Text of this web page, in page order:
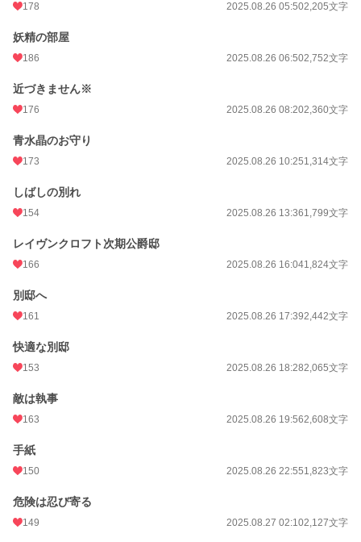
178 2025.08.26 05:502,205文字
妖精の部屋
186 2025.08.26 06:502,752文字
近づきません※
176 2025.08.26 08:202,360文字
青水晶のお守り
173 2025.08.26 10:251,314文字
しばしの別れ
154 2025.08.26 13:361,799文字
レイヴンクロフト次期公爵邸
166 2025.08.26 16:041,824文字
別邸へ
161 2025.08.26 17:392,442文字
快適な別邸
153 2025.08.26 18:282,065文字
敵は執事
163 2025.08.26 19:562,608文字
手紙
150 2025.08.26 22:551,823文字
危険は忍び寄る
149 2025.08.27 02:102,127文字